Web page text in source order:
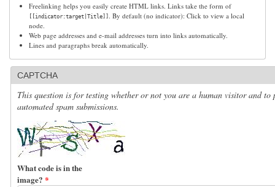
Freelinking helps you easily create HTML links. Links take the form of
[[indicator:target|Title]]
. By default (no indicator): Click to view a local
node.
Web page addresses and e-mail addresses turn into links automatically.
Lines and paragraphs break automatically.
CAPTCHA
This question is for testing whether or not you are a human visitor and to
automated spam submissions.
What code is in the
image? *